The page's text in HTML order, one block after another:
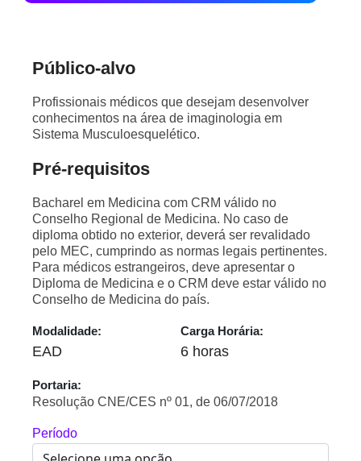
Público-alvo
Profissionais médicos que desejam desenvolver
conhecimentos na área de imaginologia em
Sistema Musculoesquelético.
Pré-requisitos
Bacharel em Medicina com CRM válido no
Conselho Regional de Medicina. No caso de
diploma obtido no exterior, deverá ser revalidado
pelo MEC, cumprindo as normas legais pertinentes.
Para médicos estrangeiros, deve apresentar o
Diploma de Medicina e o CRM deve estar válido no
Conselho de Medicina do país.
Modalidade:
EAD
Carga Horária:
6 horas
Portaria:
Resolução CNE/CES nº 01, de 06/07/2018
Período